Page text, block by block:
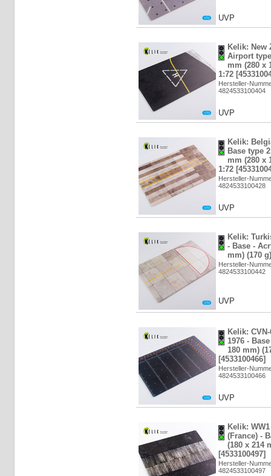
UVP
Kelik: New
Airport
mm (280 x
1:72
Hersteller-
4824533100404
UVP
Kelik:
Base type
mm (280 x
1:72
Hersteller-
4824533100428
UVP
Kelik:
- Base -
mm) (170
Hersteller-
4824533100442
UVP
Kelik:
1976 -
180 mm)
[4533100466]
Hersteller-
4824533100466
UVP
Kelik:
(France) -
(180 x 214
[4533100497]
Hersteller-
4824533100497